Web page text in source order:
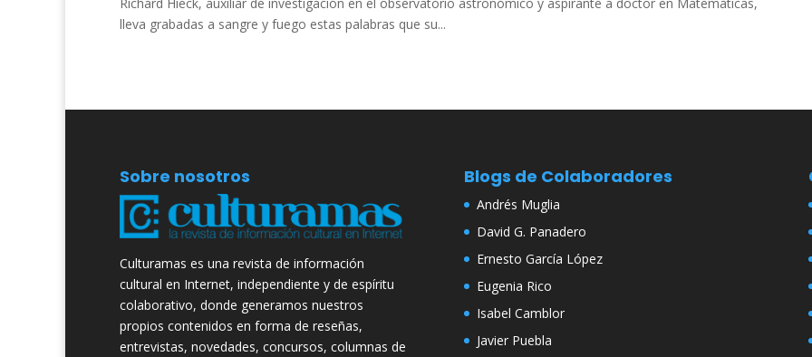
lleva grabadas a sangre y fuego estas palabras que su...
Sobre nosotros
Culturamas es una revista de información
cultural en Internet, independiente y de espíritu
colaborativo, donde generamos nuestros
propios contenidos en forma de reseñas,
entrevistas, novedades, concursos, columnas de
Blogs de Colaboradores
Andrés Muglia
David G. Panadero
Ernesto García López
Eugenia Rico
Isabel Camblor
Javier Puebla